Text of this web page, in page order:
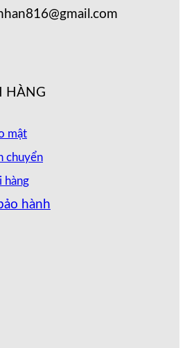
HÀNG
mật
chuyển
hàng
hành